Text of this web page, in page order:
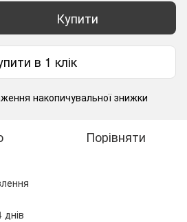
Купити
в 1 клік
накопичувальної знижки
Порівняти